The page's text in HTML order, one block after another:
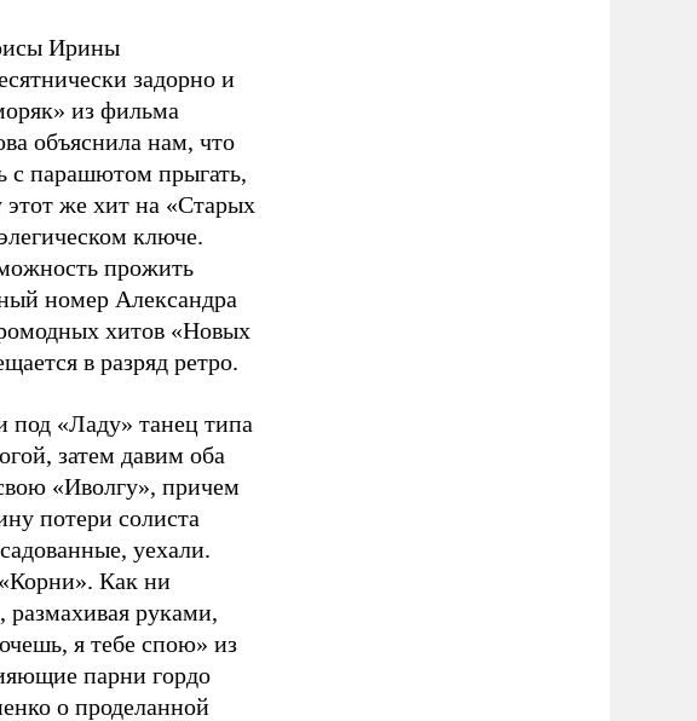
Ирины
задорно и
из фильма
объяснила нам, что
с парашютом прыгать,
этот же хит на «Старых
ключе.
прожить
номер Александра
хитов «Новых
в разряд ретро.
под «Ладу» танец типа
затем давим оба
«Иволгу», причем
потери солиста
уехали.
Как ни
руками,
я тебе спою» из
парни гордо
о проделанной